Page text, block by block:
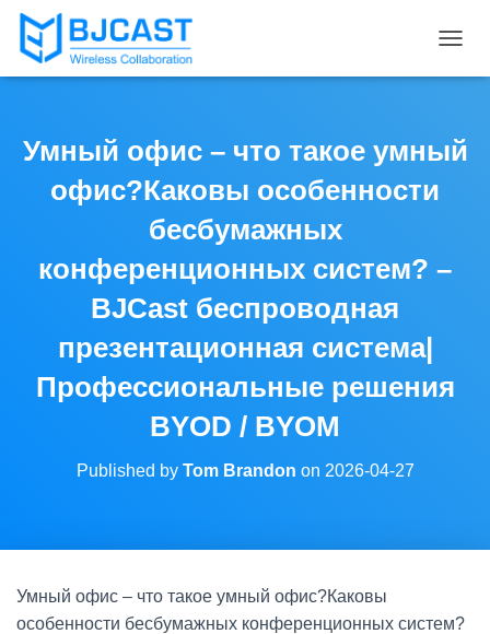
O
L
E
Умный офис – что такое умный
офис?Каковы особенности
бесбумажных
конференционных систем? –
BJCast беспроводная
презентационная система|
Профессиональные решения
BYOD / BYOM
Published by Tom Brandon on 2026-04-27
Умный офис – что такое умный офис?Каковы
особенности бесбумажных конференционных систем?